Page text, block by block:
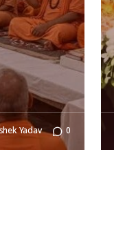
Yadav 0